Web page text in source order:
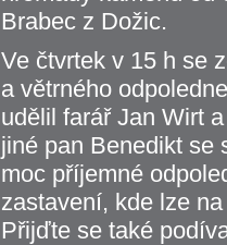
Brabec z Dožic.
Ve čtvrtek v 15 h se
a větrného
udělil farář Jan Wirt
jiné pan Benedikt se
moc příjemné
zastavení, kde lze
Přijďte se také